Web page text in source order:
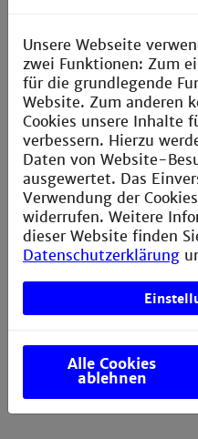
Kontakt
AStA der Technischen
Paul-Wittsack-Straße 10
D-68163 Mannheim
Postfach H033(intern)
+49 621 292-6436
info.asta@th-
Unsere Webseite
zwei Funktionen: Zum
für die grundlegende
Website. Zum anderen
Cookies unsere Inhalte
verbessern. Hierzu
Daten von Website-
ausgewertet. Das
Verwendung der
widerrufen. Weitere
dieser Website finden
Datenschutzerklärung
Alle Cookies
ablehnen